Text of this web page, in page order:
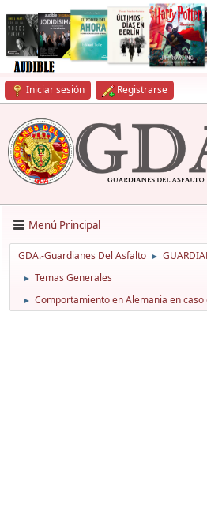
Iniciar sesión Registrarse
Menú Principal
GDA.-Guardianes Del Asfalto ►
► Temas Generales
► Comportamiento en Alemania en caso